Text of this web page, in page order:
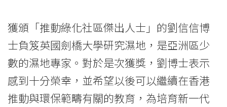
院
消
息
獲頒「推動綠化社區傑出人士」的劉信信博
士負笈英國劍橋大學研究濕地，是亞洲區少
數的濕地專家。對於是次獲獎，劉博士表示
感到十分榮幸，並希望以後可以繼續在香港
推動與環保範疇有關的教育，為培育新一代